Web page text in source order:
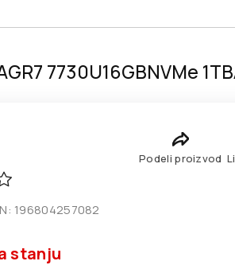
7730U16GBNVMe
Podeli proizvod
196804257082
stanju